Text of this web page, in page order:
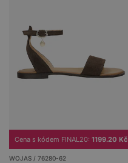
Cena s kódem FINAL20: 1199.20 Kč
WOJAS / 76280-62